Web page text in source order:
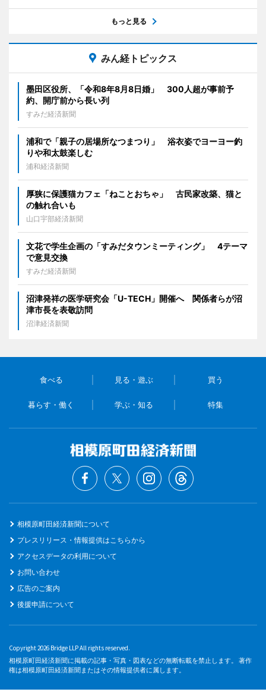
もっと見る
みん経トピックス
墨田区役所、「令和8年8月8日婚」 300人超が事前予
約、開庁前から長い列
すみだ経済新聞
浦和で「親子の居場所なつまつり」 浴衣姿でヨーヨー釣
りや和太鼓楽しむ
浦和経済新聞
厚狭に保護猫カフェ「ねことおちゃ」 古民家改築、猫と
の触れ合いも
山口宇部経済新聞
文花で学生企画の「すみだタウンミーティング」 4テーマ
で意見交換
すみだ経済新聞
沼津発祥の医学研究会「U-TECH」開催へ 関係者らが沼
津市長を表敬訪問
沼津経済新聞
食べる 見る・遊ぶ 買う
暮らす・働く 学ぶ・知る 特集
相模原町田経済新聞について
プレスリリース・情報提供はこちらから
アクセスデータの利用について
お問い合わせ
広告のご案内
後援申請について
Copyright 2026 Bridge LLP All rights reserved.
相模原町田経済新聞に掲載の記事・写真・図表などの無断転載を禁止します。 著作
権は相模原町田経済新聞またはその情報提供者に属します。